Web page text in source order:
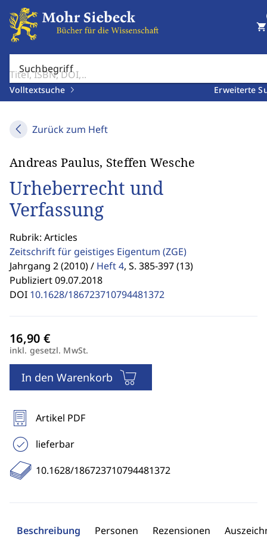
Suchbegriff
Volltextsuche Erweiterte
shopping_cart
Zurück zum Heft
Andreas Paulus, Steffen Wesche
Urheberrecht und
Verfassung
Rubrik: Articles
Zeitschrift für geistiges Eigentum (ZGE)
Jahrgang 2 (2010) / Heft 4, S. 385-397 (13)
Publiziert 09.07.2018
DOI 10.1628/186723710794481372
inkl. gesetzl. MwSt.
In den Warenkorb
Artikel PDF
lieferbar
10.1628/186723710794481372
Beschreibung Personen Rezensionen